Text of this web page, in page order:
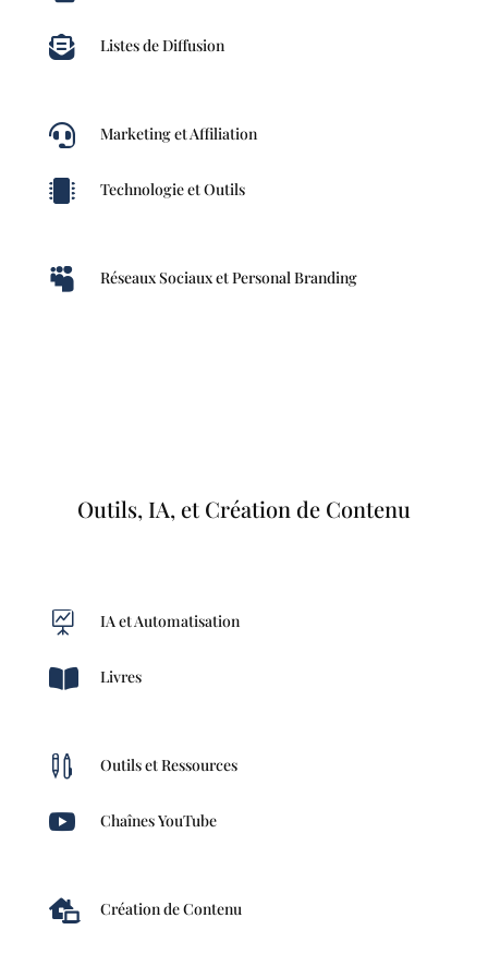
 Listes de Diffusion
 Marketing et Affiliation
 Technologie et Outils
 Réseaux Sociaux et Personal Branding
Outils, IA, et Création de Contenu
 IA et Automatisation
 Livres
 Outils et Ressources
 Chaînes YouTube
 Création de Contenu